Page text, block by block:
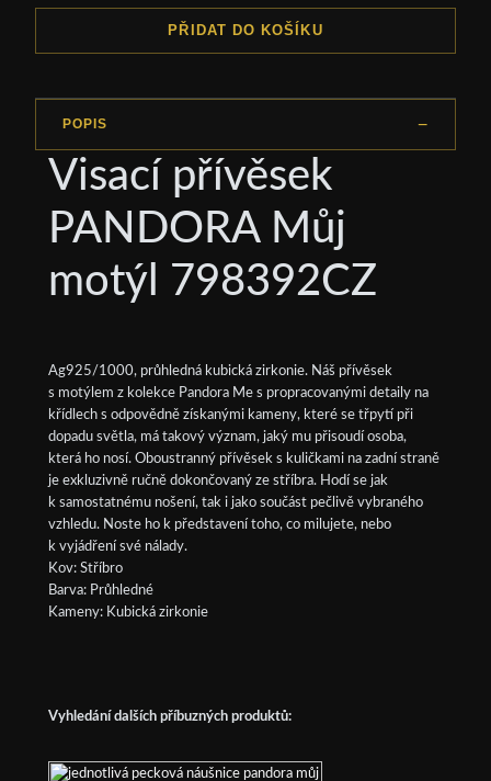
PŘIDAT DO KOŠÍKU
POPIS
Visací přívěsek
PANDORA Můj
motýl 798392CZ
Ag925/1000, průhledná kubická zirkonie. Náš přívěsek
s motýlem z kolekce Pandora Me s propracovanými detaily na
křídlech s odpovědně získanými kameny, které se třpytí při
dopadu světla, má takový význam, jaký mu přisoudí osoba,
která ho nosí. Oboustranný přívěsek s kuličkami na zadní straně
je exkluzivně ručně dokončovaný ze stříbra. Hodí se jak
k samostatnému nošení, tak i jako součást pečlivě vybraného
vzhledu. Noste ho k představení toho, co milujete, nebo
k vyjádření své nálady.
Kov: Stříbro
Barva: Průhledné
Kameny: Kubická zirkonie
Vyhledání dalších příbuzných produktů: